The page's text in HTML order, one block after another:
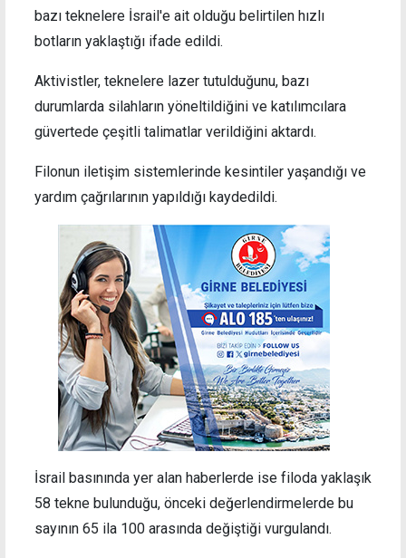
bazı teknelere İsrail'e ait olduğu belirtilen hızlı
botların yaklaştığı ifade edildi.
Aktivistler, teknelere lazer tutulduğunu, bazı
durumlarda silahların yöneltildiğini ve katılımcılara
güvertede çeşitli talimatlar verildiğini aktardı.
Filonun iletişim sistemlerinde kesintiler yaşandığı ve
yardım çağrılarının yapıldığı kaydedildi.
İsrail basınında yer alan haberlerde ise filoda yaklaşık
58 tekne bulunduğu, önceki değerlendirmelerde bu
sayının 65 ila 100 arasında değiştiği vurgulandı.